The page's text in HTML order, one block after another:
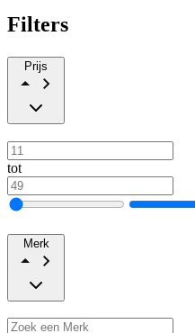
Filters
Prijs
tot
Merk